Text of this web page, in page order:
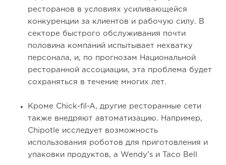
ресторанов в условиях усиливающейся
конкуренции за клиентов и рабочую силу. В
секторе быстрого обслуживания почти
половина компаний испытывает нехватку
персонала, и, по прогнозам Национальной
ресторанной ассоциации, эта проблема будет
сохраняться в течение многих лет.
Кроме Chick-fil-A, другие ресторанные сети
также внедряют автоматизацию. Например,
Chipotle исследует возможность
использования роботов для приготовления и
упаковки продуктов, а Wendy’s и Taco Bell